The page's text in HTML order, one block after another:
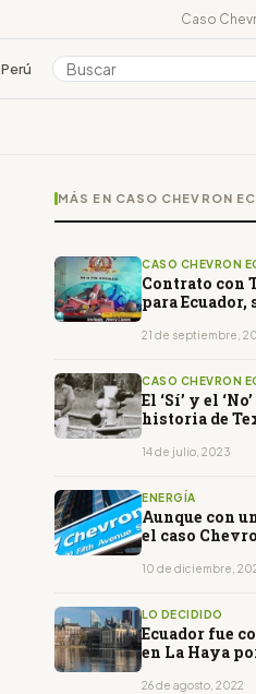
Caso
Perú Colombia
MÁS EN CASO CHEVRON
CASO CHEVRON
Contrato con
para
21 de septiembre,
CASO CHEVRON
El ‘Sí’ y el
historia de
14 de julio, 2023
ENERGÍA
Aunque con
el caso
10 de diciembre,
LO DECIDIDO
Ecuador fue
en La Haya
26 de agosto, 2022